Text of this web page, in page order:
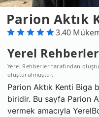
Parion Aktık
3.40
Yerel
Yerel Rehberler tarafından
oluşturulmuştur.
Parion Aktık Kenti Biga
biridir. Bu sayfa Parion
vermek amacıyla